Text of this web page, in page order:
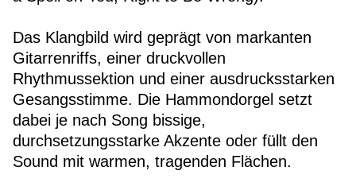
Das Klangbild wird geprägt von markanten
Gitarrenriffs, einer druckvollen
Rhythmussektion und einer ausdrucksstarken
Gesangsstimme. Die Hammondorgel setzt
dabei je nach Song bissige,
durchsetzungsstarke Akzente oder füllt den
Sound mit warmen, tragenden Flächen.